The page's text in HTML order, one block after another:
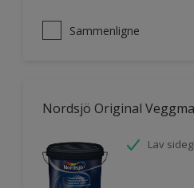
Sammenligne
Nordsjö Original
Lav